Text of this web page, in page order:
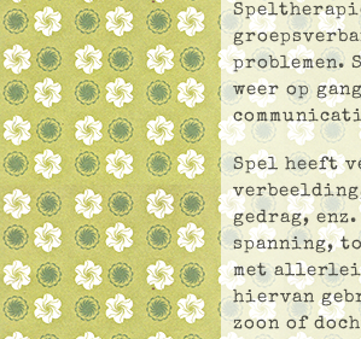
problemen.
weer op
Spel heeft
gedrag,
spanning,
met allerlei
hiervan
zoon of